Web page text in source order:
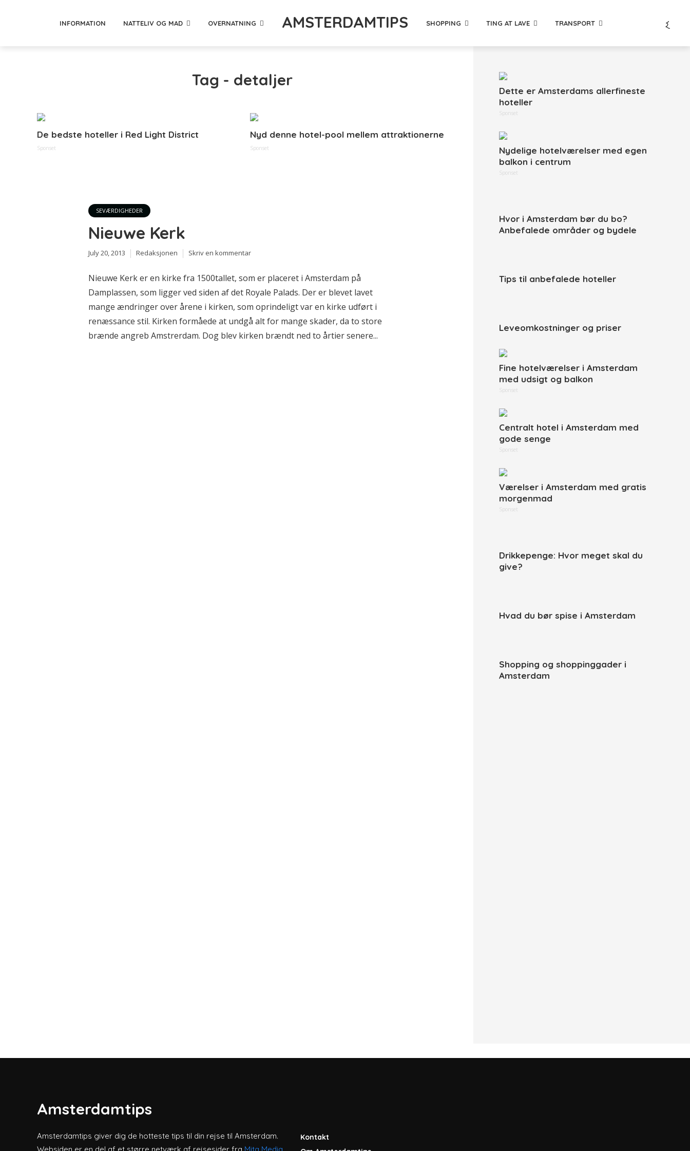
INFORMATION NATTELIV OG MAD OVERNATNING AMSTERDAMTIPS SHOPPING TING AT LAVE TRANSPORT
Tag - detaljer
De bedste hoteller i Red Light District
Sponset
Nyd denne hotel-pool mellem attraktionerne
Sponset
SEVÆRDIGHEDER
Nieuwe Kerk
July 20, 2013 Redaksjonen Skriv en kommentar
Nieuwe Kerk er en kirke fra 1500tallet, som er placeret i Amsterdam på
Damplassen, som ligger ved siden af det Royale Palads. Der er blevet lavet
mange ændringer over årene i kirken, som oprindeligt var en kirke udført i
renæssance stil. Kirken formåede at undgå alt for mange skader, da to store
brænde angreb Amstrerdam. Dog blev kirken brændt ned to årtier senere...
Dette er Amsterdams allerfineste
hoteller
Sponset
Nydelige hotelværelser med egen
balkon i centrum
Sponset
Hvor i Amsterdam bør du bo?
Anbefalede områder og bydele
Tips til anbefalede hoteller
Leveomkostninger og priser
Fine hotelværelser i Amsterdam
med udsigt og balkon
Sponset
Centralt hotel i Amsterdam med
gode senge
Sponset
Værelser i Amsterdam med gratis
morgenmad
Sponset
Drikkepenge: Hvor meget skal du
give?
Hvad du bør spise i Amsterdam
Shopping og shoppinggader i
Amsterdam
Amsterdamtips
Amsterdamtips giver dig de hotteste tips til din rejse til Amsterdam.
Kontakt